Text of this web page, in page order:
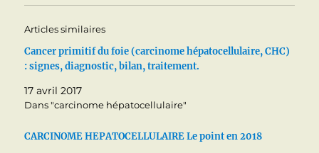
Articles similaires
Cancer primitif du foie (carcinome hépatocellulaire, CHC)
: signes, diagnostic, bilan, traitement.
17 avril 2017
Dans "carcinome hépatocellulaire"
CARCINOME HEPATOCELLULAIRE Le point en 2018